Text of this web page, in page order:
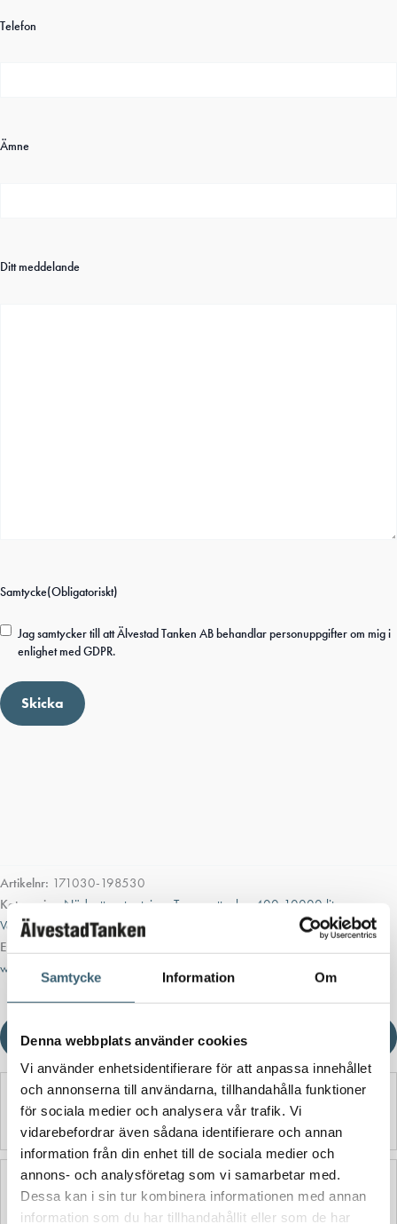
Samtycke Information Om
Denna webbplats använder cookies
Vi använder enhetsidentifierare för att anpassa innehållet
och annonserna till användarna, tillhandahålla funktioner
för sociala medier och analysera vår trafik. Vi
vidarebefordrar även sådana identifierare och annan
information från din enhet till de sociala medier och
annons- och analysföretag som vi samarbetar med.
Dessa kan i sin tur kombinera informationen med annan
information som du har tillhandahållit eller som de har
Telefon
Ämne
Ditt meddelande
Samtycke(Obligatoriskt)
Jag samtycker till att Älvestad Tanken AB behandlar personuppgifter om mig i
enlighet med GDPR.
Skicka
Artikelnr: 171030-198530
Kategorier: Nödvattenutrustning Transporttankar 400-10000 liter
Vattentankar Ovan Mark
Etiketter:
watertank
Ladda ner produktblad
Detaljerad beskrivning
Ytterligare information